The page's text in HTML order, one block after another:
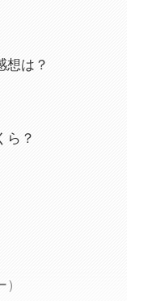
想は？
ら？